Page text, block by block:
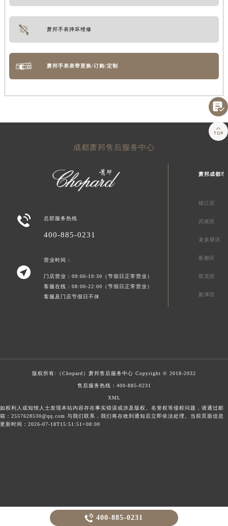
萧邦手表摔坏维修
萧邦手表表带更换/订购/定制
成都萧邦售后服务中心
 总部服务热线
400-885-0231

营业时间：
门店营业：09:00-19:30（节假日正常营业）
客服在线：08:00-22:00（节假日正常营业）
客服及门店节假日不休
萧邦成都市
锦江区
武侯区
龙泉驿区
新都区
双流区
新津区
版权所有:（Chopard） 萧邦售后服务中心 Copyright © 2018-2032
售后服务热线： 400-885-0231
XML
如权利人或知情人士发现本站内容存在事实错误或涉及版权、名誉权等侵权问题，请通过邮
箱：2557628530@qq.com 与我们联系，我们将在收到通知后立即依法处理。当前页面信息
更新时间：2026-07-18T15:51:51+08:00
 400-885-0231

